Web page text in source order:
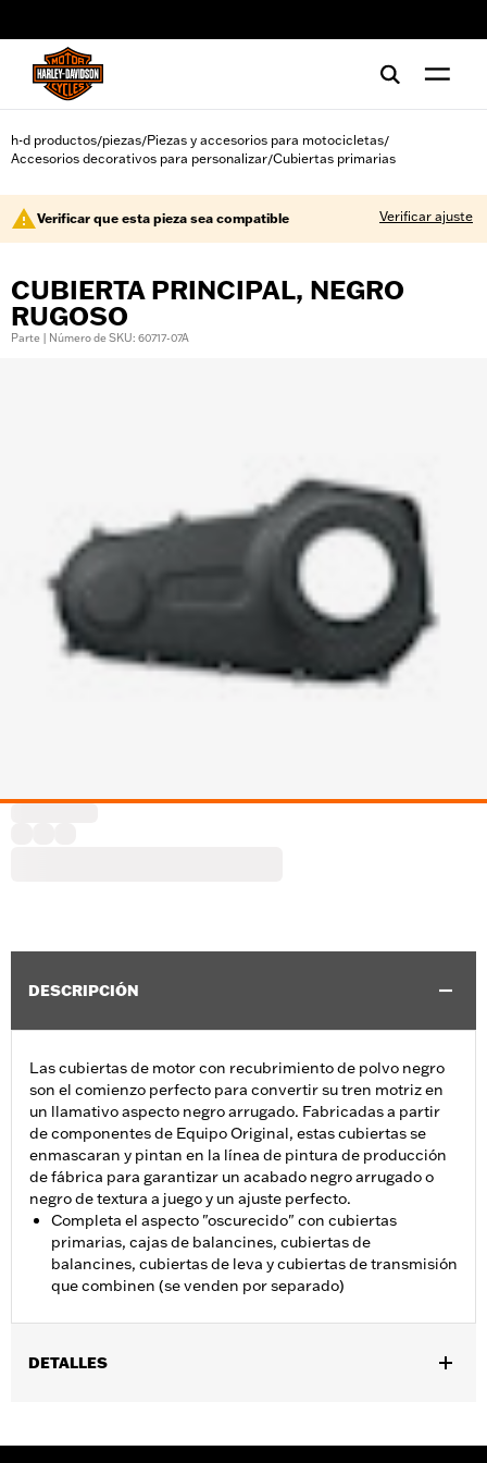
h-d productos/piezas/Piezas y accesorios para motocicletas/
Accesorios decorativos para personalizar/Cubiertas primarias
Verificar que esta pieza sea compatible Verificar ajuste
CUBIERTA PRINCIPAL, NEGRO
RUGOSO
Parte | Número de SKU: 60717-07A
DESCRIPCIÓN
Las cubiertas de motor con recubrimiento de polvo negro
son el comienzo perfecto para convertir su tren motriz en
un llamativo aspecto negro arrugado. Fabricadas a partir
de componentes de Equipo Original, estas cubiertas se
enmascaran y pintan en la línea de pintura de producción
de fábrica para garantizar un acabado negro arrugado o
negro de textura a juego y un ajuste perfecto.
Completa el aspecto "oscurecido" con cubiertas
primarias, cajas de balancines, cubiertas de
balancines, cubiertas de leva y cubiertas de transmisión
que combinen (se venden por separado)
DETALLES